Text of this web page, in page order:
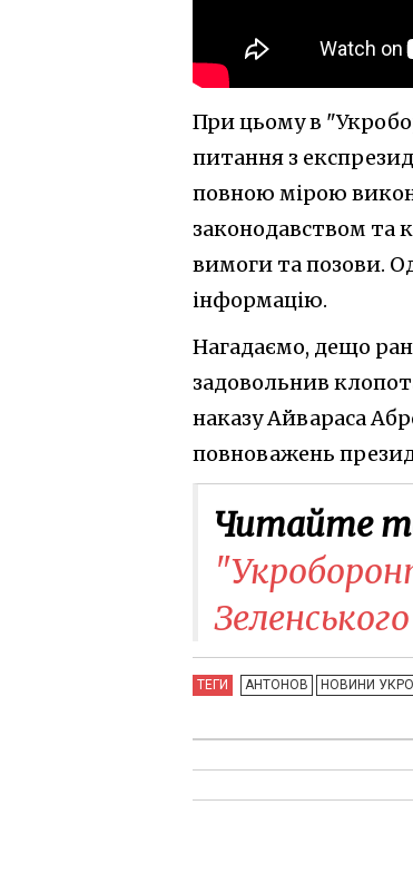
При цьому в
питання з
повною мірою
законодавством та
вимоги та позови.
інформацію.
Нагадаємо, дещо
задовольнив
наказу Айвараса
повноважень
Читайте
Зеленського
ТЕГИ АНТОНОВ НОВИНИ